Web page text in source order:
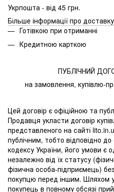
Укрпошта - від 45 грн.
Більше інформації про доставку
Готівкою при отриманні
Кредитною карткою
ПУБЛІЧНИЙ
на замовлення, купівлю-
Цей договір є офіційною та
Продавця укласти договір
представленого на сайті
публічним, тобто відповідно
кодексу України, його умови є
незалежно від їх статусу
фізична особа-підприємець)
покупцю перед іншим. Шляхом
покупець в повному обсязі